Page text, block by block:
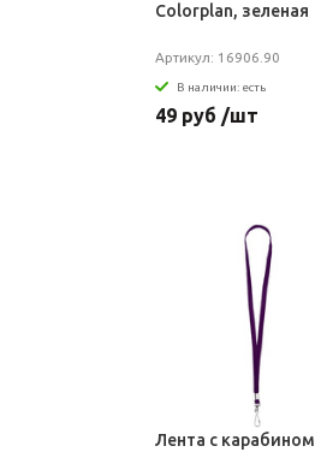
Colorplan, зеленая
Артикул: 16906.90
В наличии: есть
49 руб /шт
Лента с карабином